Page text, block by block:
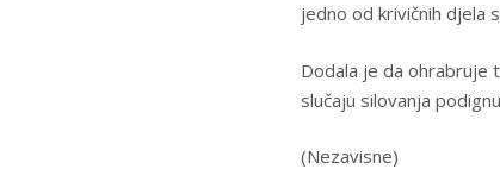
jedno od krivičnih djela
Dodala je da ohrabruje
slučaju silovanja
(Nezavisne)